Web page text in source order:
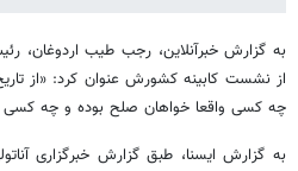
به گزارش خبرآنلاین، رجب طیب اردوغان،
چه کسی واقعا خواهان صلح بوده و چه کسی
به گزارش ایسنا، طبق گزارش خبرگزاری